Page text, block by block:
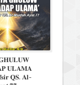
𝐔𝐋𝐀𝐌𝐀
𝐐𝐒. 𝐀𝐥-